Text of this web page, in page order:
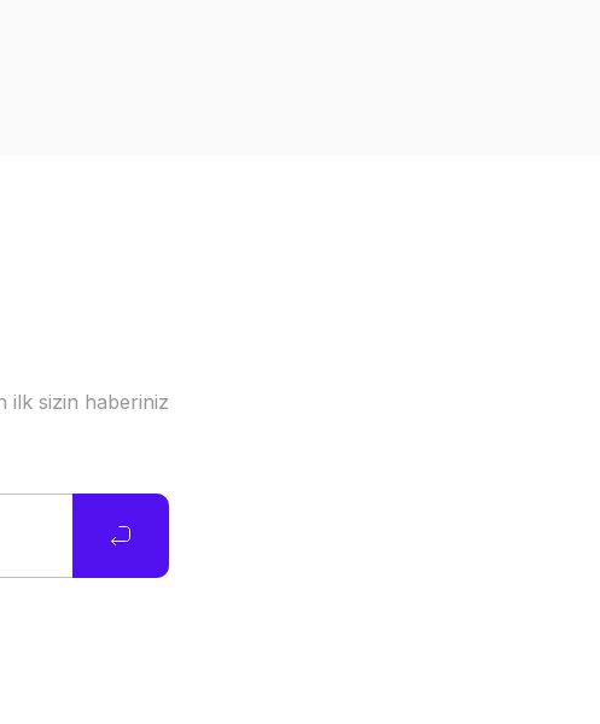
ilk sizin haberiniz